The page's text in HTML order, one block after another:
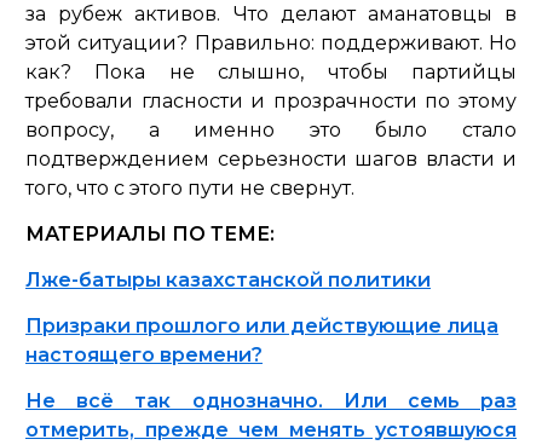
за рубеж активов. Что делают аманатовцы в
этой ситуации? Правильно: поддерживают. Но
как? Пока не слышно, чтобы партийцы
требовали гласности и прозрачности по этому
вопросу, а именно это было стало
подтверждением серьезности шагов власти и
того, что с этого пути не свернут.
МАТЕРИАЛЫ ПО ТЕМЕ:
Лже-батыры казахстанской политики
Призраки прошлого или действующие лица
настоящего времени?
Не всё так однозначно. Или семь раз
отмерить, прежде чем менять устоявшуюся